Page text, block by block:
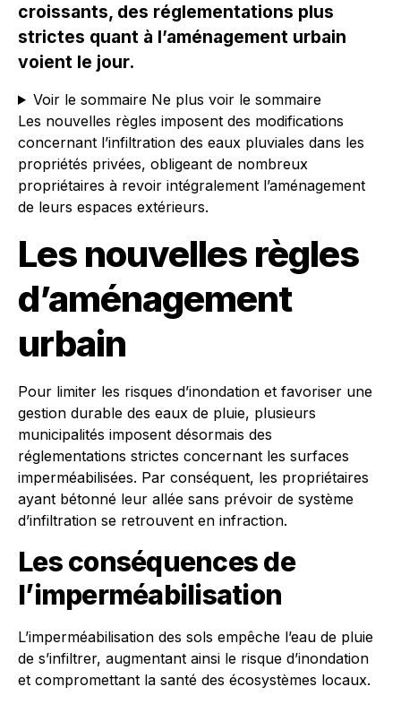
croissants, des réglementations plus
strictes quant à l’aménagement urbain
voient le jour.
Voir le sommaire Ne plus voir le sommaire
Les nouvelles règles imposent des modifications
concernant l’infiltration des eaux pluviales dans les
propriétés privées, obligeant de nombreux
propriétaires à revoir intégralement l’aménagement
de leurs espaces extérieurs.
Les nouvelles règles
d’aménagement
urbain
Pour limiter les risques d’inondation et favoriser une
gestion durable des eaux de pluie, plusieurs
municipalités imposent désormais des
réglementations strictes concernant les surfaces
imperméabilisées. Par conséquent, les propriétaires
ayant bétonné leur allée sans prévoir de système
d’infiltration se retrouvent en infraction.
Les conséquences de
l’imperméabilisation
L’imperméabilisation des sols empêche l’eau de pluie
de s’infiltrer, augmentant ainsi le risque d’inondation
et compromettant la santé des écosystèmes locaux.